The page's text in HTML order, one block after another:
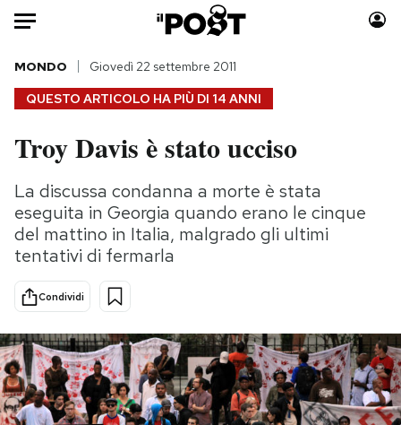
Auto
HOME
Italia
Politica
Tecnologia
Internet
Scienza
Cultura
Economia
Sport
Moda
Consumismi
Storie/Idee
Altrecose
Mondiali calcio 2026
QUESTO ARTICOLO HA PIÙ DI 14 ANNI
MONDO Giovedì 22 settembre 2011
Troy Davis è stato ucciso
La discussa condanna a morte è stata
eseguita in Georgia quando erano le cinque
del mattino in Italia, malgrado gli ultimi
tentativi di fermarla
Condividi